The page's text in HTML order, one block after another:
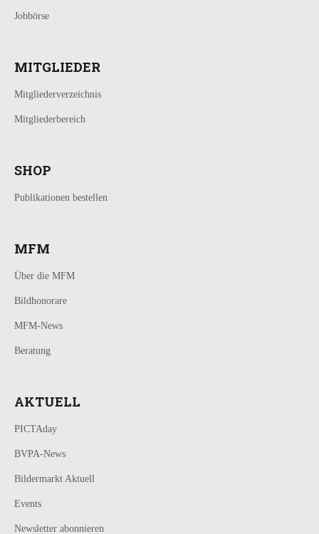
Jobbörse
MITGLIEDER
Mitgliederverzeichnis
Mitgliederbereich
SHOP
Publikationen bestellen
MFM
Über die MFM
Bildhonorare
MFM-News
Beratung
AKTUELL
PICTAday
BVPA-News
Bildermarkt Aktuell
Events
Newsletter abonnieren